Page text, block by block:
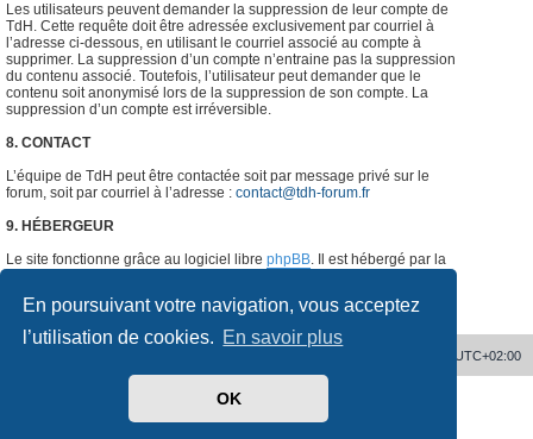
En poursuivant votre navigation, vous acceptez
l’utilisation de cookies. En savoir plus
OK
Les utilisateurs peuvent demander la suppression de leur compte de
TdH. Cette requête doit être adressée exclusivement par courriel à
l’adresse ci-dessous, en utilisant le courriel associé au compte à
supprimer. La suppression d’un compte n’entraine pas la suppression
du contenu associé. Toutefois, l’utilisateur peut demander que le
contenu soit anonymisé lors de la suppression de son compte. La
suppression d’un compte est irréversible.
8. CONTACT
L’équipe de TdH peut être contactée soit par message privé sur le
forum, soit par courriel à l’adresse : contact@tdh-forum.fr
9. HÉBERGEUR
Le site fonctionne grâce au logiciel libre phpBB. Il est hébergé par la
France.
UTC+02:00
phpBB ® Forum Software © phpBB Limited
phpBB-fr.com